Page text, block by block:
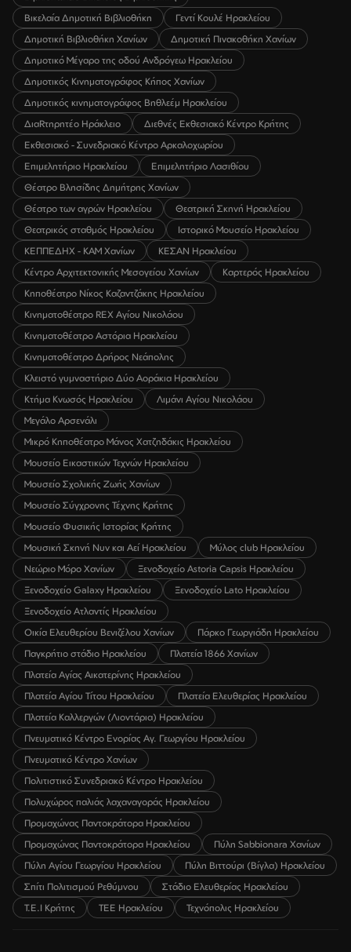
Βικελαία Δημοτική Βιβλιοθήκη
Γεντί Κουλέ Ηρακλείου
Δημοτική Βιβλιοθήκη Χανίων
Δημοτική Πινακοθήκη Χανίων
Δημοτικό Μέγαρο της οδού Ανδρόγεω Ηρακλείου
Δημοτικός Κινηματογράφος Κήπος Χανίων
Δημοτικός κινηματογράφος Βηθλεέμ Ηρακλείου
ΔιαRτηρητέο Ηράκλειο
Διεθνές Εκθεσιακό Κέντρο Κρήτης
Εκθεσιακό - Συνεδριακό Κέντρο Αρκαλοχωρίου
Επιμελητήριο Ηρακλείου
Επιμελητήριο Λασιθίου
Θέατρο Βλησίδης Δημήτρης Χανίων
Θέατρο των αγρών Ηρακλείου
Θεατρική Σκηνή Ηρακλείου
Θεατρικός σταθμός Ηρακλείου
Ιστορικό Μουσείο Ηρακλείου
ΚΕΠΠΕΔΗΧ - ΚΑΜ Χανίων
ΚΕΣΑΝ Ηρακλείου
Κέντρο Αρχιτεκτονικής Μεσογείου Χανίων
Καρτερός Ηρακλείου
Κηποθέατρο Νίκος Καζαντζάκης Ηρακλείου
Κινηματοθέατρο REX Αγίου Νικολάου
Κινηματοθέατρο Αστόρια Ηρακλείου
Κινηματοθέατρο Δρήρος Νεάπολης
Κλειστό γυμναστήριο Δύο Αοράκια Ηρακλείου
Κτήμα Κνωσός Ηρακλείου
Λιμάνι Αγίου Νικολάου
Μεγάλο Αρσενάλι
Μικρό Κηποθέατρο Μάνος Χατζηδάκις Ηρακλείου
Μουσείο Εικαστικών Τεχνών Ηρακλείου
Μουσείο Σχολικής Ζωής Χανίων
Μουσείο Σύγχρονης Τέχνης Κρήτης
Μουσείο Φυσικής Ιστορίας Κρήτης
Μουσική Σκηνή Νυν και Αεί Ηρακλείου
Μύλος club Ηρακλείου
Νεώριο Μόρο Χανίων
Ξενοδοχείο Astoria Capsis Ηρακλείου
Ξενοδοχείο Galaxy Ηρακλείου
Ξενοδοχείο Lato Ηρακλείου
Ξενοδοχείο Ατλαντίς Ηρακλείου
Οικία Ελευθερίου Βενιζέλου Χανίων
Πάρκο Γεωργιάδη Ηρακλείου
Παγκρήτιο στάδιο Ηρακλείου
Πλατεία 1866 Χανίων
Πλατεία Αγίας Αικατερίνης Ηρακλείου
Πλατεία Αγίου Τίτου Ηρακλείου
Πλατεία Ελευθερίας Ηρακλείου
Πλατεία Καλλεργών (Λιοντάρια) Ηρακλείου
Πνευματικό Κέντρο Ενορίας Αγ. Γεωργίου Ηρακλείου
Πνευματικό Κέντρο Χανίων
Πολιτιστικό Συνεδριακό Κέντρο Ηρακλείου
Πολυχώρος παλιάς λαχαναγοράς Ηρακλείου
Προμαχώνας Παντοκράτορα Ηρακλείου
Προμαχώνας Παντοκράτορα Ηρακλείου
Πύλη Sabbionara Χανίων
Πύλη Αγίου Γεωργίου Ηρακλείου
Πύλη Βιττούρι (Βίγλα) Ηρακλείου
Σπίτι Πολιτισμού Ρεθύμνου
Στάδιο Ελευθερίας Ηρακλείου
Τ.Ε.Ι Κρήτης
ΤΕΕ Ηρακλείου Τεχνόπολις Ηρακλείου